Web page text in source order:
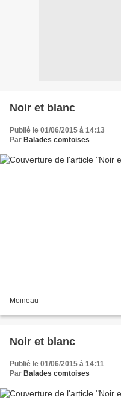
Noir et blanc
Publié le 01/06/2015 à 14:13
Par Balades comtoises
Moineau
Noir et blanc
Publié le 01/06/2015 à 14:11
Par Balades comtoises